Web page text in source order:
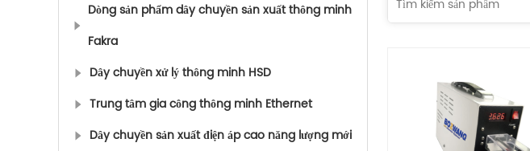
Dòng sản phẩm dây chuyền sản xuất thông minh
Fakra
Dây chuyền xử lý thông minh HSD
Trung tâm gia công thông minh Ethernet
Dây chuyền sản xuất điện áp cao năng lượng mới